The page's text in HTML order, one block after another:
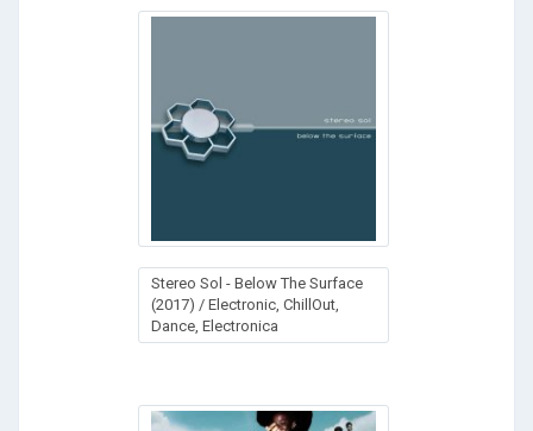
Stereo Sol - Below The Surface
(2017) / Electronic, ChillOut,
Dance, Electronica